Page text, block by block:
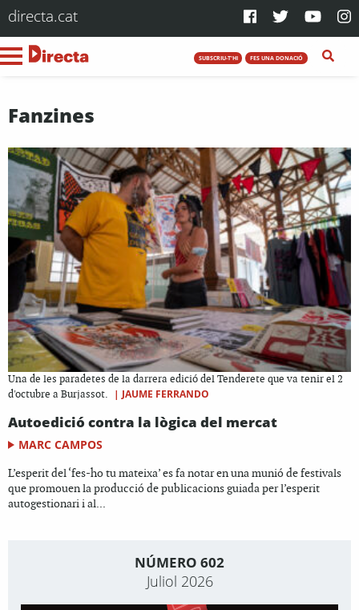
directa.cat
SUBSCRIU-T'HI FES UNA DONACIÓ
Fanzines
Una de les paradetes de la darrera edició del Tenderete que va tenir el 2
d'octubre a Burjassot.
| JAUME FERRANDO
Autoedició contra la lògica del mercat
MARC CAMPOS
L’esperit del ‘fes-ho tu mateixa’ es fa notar en una munió de festivals
que promouen la producció de publicacions guiada per l’esperit
autogestionari i al...
NÚMERO 602
Juliol 2026